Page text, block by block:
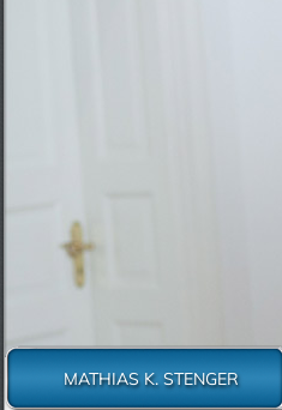
MATHIAS K. STENGER